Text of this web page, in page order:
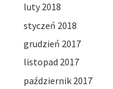
luty 2018
styczeń 2018
grudzień 2017
listopad 2017
październik 2017